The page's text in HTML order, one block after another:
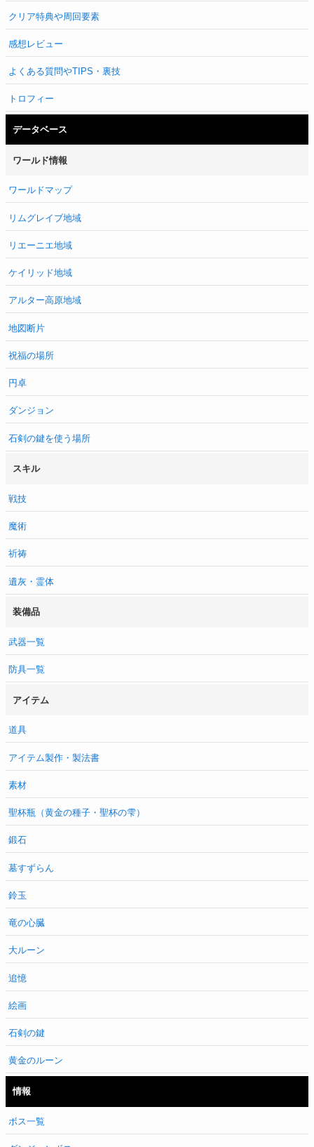
クリア特典や周回要素
感想レビュー
よくある質問やTIPS・裏技
トロフィー
データベース
ワールド情報
ワールドマップ
リムグレイブ地域
リエーニエ地域
ケイリッド地域
アルター高原地域
地図断片
祝福の場所
円卓
ダンジョン
石剣の鍵を使う場所
スキル
戦技
魔術
祈祷
遺灰・霊体
装備品
武器一覧
防具一覧
アイテム
道具
アイテム製作・製法書
素材
聖杯瓶（黄金の種子・聖杯の雫）
鍛石
墓すずらん
鈴玉
竜の心臓
大ルーン
追憶
絵画
石剣の鍵
黄金のルーン
情報
ボス一覧